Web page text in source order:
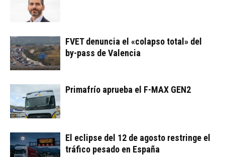
FVET denuncia el «colapso total» del
by-pass de Valencia
Primafrío aprueba el F-MAX GEN2
El eclipse del 12 de agosto restringe el
tráfico pesado en España